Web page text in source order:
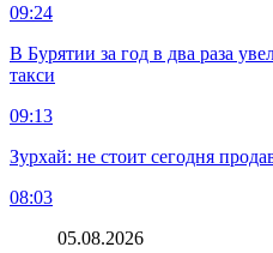
09:24
В Бурятии за год в два раза
такси
09:13
Зурхай: не стоит сегодня
08:03
05.08.2026